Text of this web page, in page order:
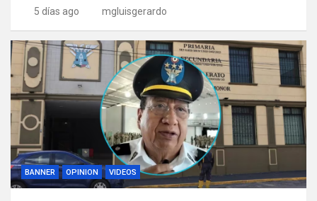
5 días ago mgluisgerardo
BANNER OPINION VIDEOS